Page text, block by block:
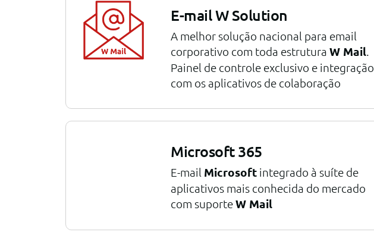
E-mail W Solution
A melhor solução nacional para email
corporativo com toda estruturaW Mail.
Painel de controle exclusivo e integração
com os aplicativos de colaboração
Microsoft 365
E-mail Microsoft integrado à suíte de
aplicativos mais conhecida do mercado
com suporteW Mail